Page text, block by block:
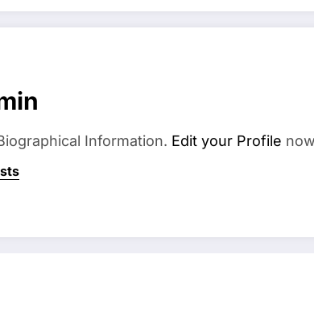
Information. Edit your Profile